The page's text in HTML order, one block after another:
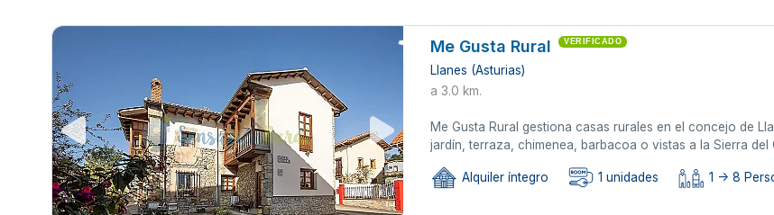
Me Gusta Rural VERIFICADO
Llanes (Asturias)
a 3.0 km.
Me Gusta Rural gestiona casas rurales en el concejo de
jardín, terraza, chimenea, barbacoa o vistas a la Sierra del
Alquiler íntegro 1 unidades 1 -> 8